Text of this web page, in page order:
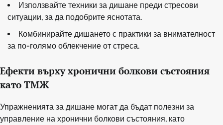
Използвайте техники за дишане преди стресови
ситуации, за да подобрите яснотата.
Комбинирайте дишането с практики за внимателност
за по-голямо облекчение от стреса.
Ефекти върху хронични болкови състояния
като ТМЖ
Упражненията за дишане могат да бъдат полезни за
управление на хронични болкови състояния, като